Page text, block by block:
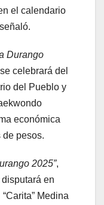
el calendario
Durango
celebrará del
del Pueblo y
económica
de pesos.
2025”,
en
Medina